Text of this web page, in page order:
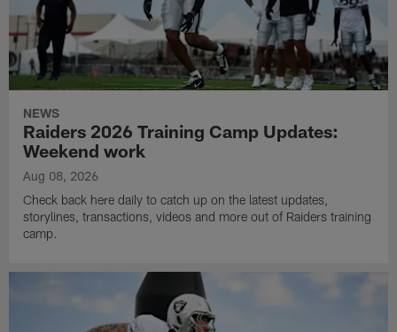
NEWS
Raiders 2026 Training Camp Updates:
Weekend work
Aug 08, 2026
Check back here daily to catch up on the latest updates,
storylines, transactions, videos and more out of Raiders training
camp.